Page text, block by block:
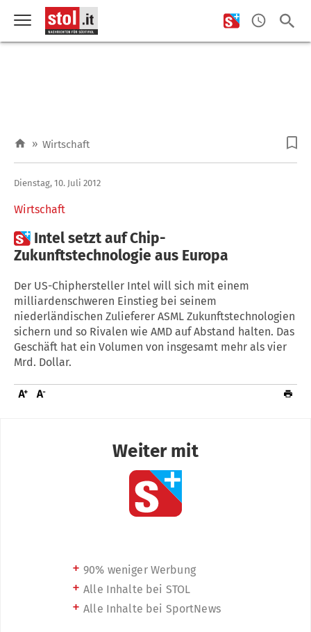
» Wirtschaft
Wirtschaft
Dienstag, 10. Juli 2012
 Intel setzt auf Chip-
Zukunftstechnologie aus Europa
Der US-Chiphersteller Intel will sich mit einem
milliardenschweren Einstieg bei seinem
niederländischen Zulieferer ASML Zukunftstechnologien
sichern und so Rivalen wie AMD auf Abstand halten. Das
Geschäft hat ein Volumen von insgesamt mehr als vier
Mrd. Dollar.